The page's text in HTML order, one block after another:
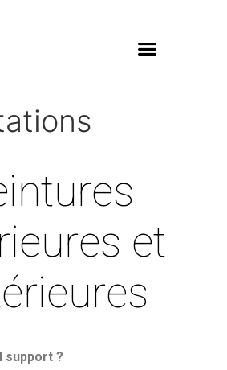
et
support ?